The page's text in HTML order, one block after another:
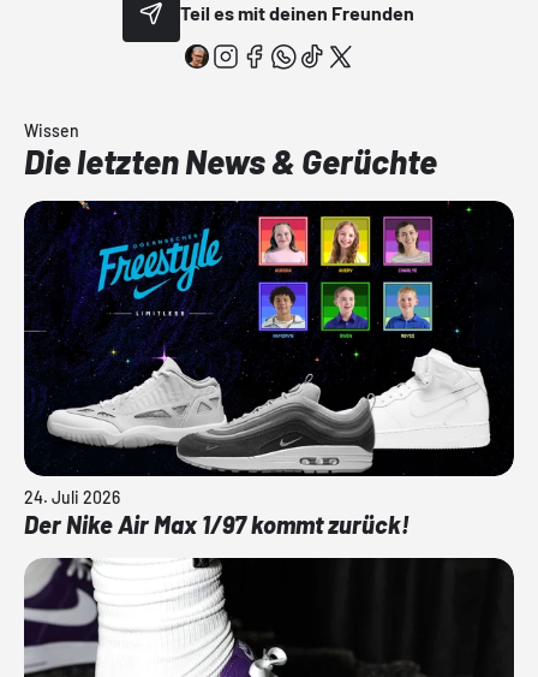
Teil es mit deinen Freunden
Wissen
Die letzten News & Gerüchte
24. Juli 2026
Der Nike Air Max 1/97 kommt zurück!